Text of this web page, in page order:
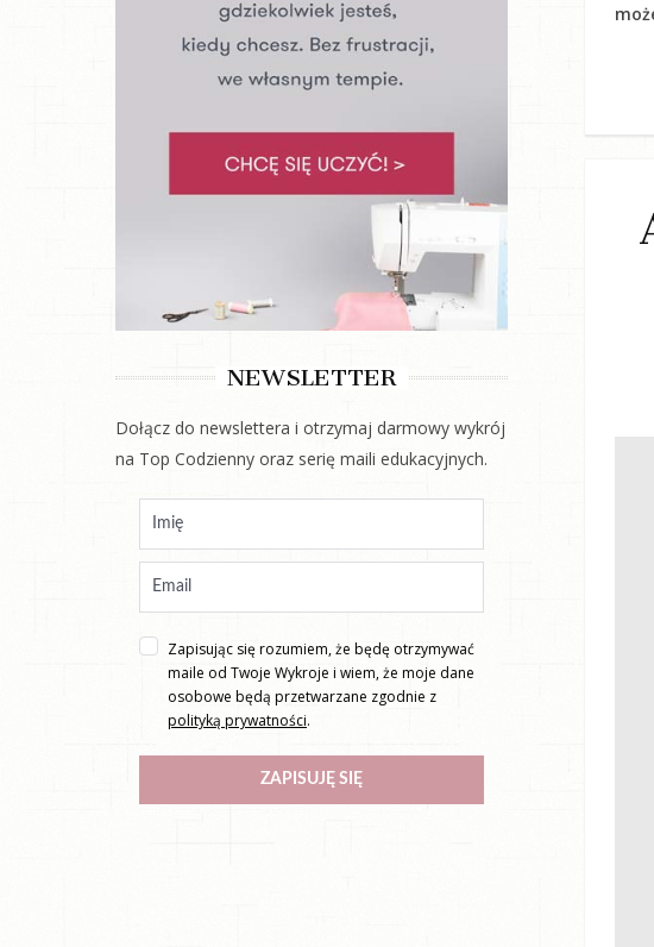
NEWSLETTER
Dołącz do newslettera i otrzymaj darmowy wykrój
na Top Codzienny oraz serię maili edukacyjnych.
Zapisując się rozumiem, że będę otrzymywać
maile od Twoje Wykroje i wiem, że moje dane
osobowe będą przetwarzane zgodnie z
polityką prywatności.
ZAPISUJĘ SIĘ